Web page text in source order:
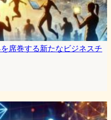
席巻する新たなビジネスチ